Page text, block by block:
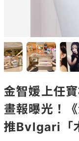
金智媛上任
畫報曝光！
推Bvlgari「